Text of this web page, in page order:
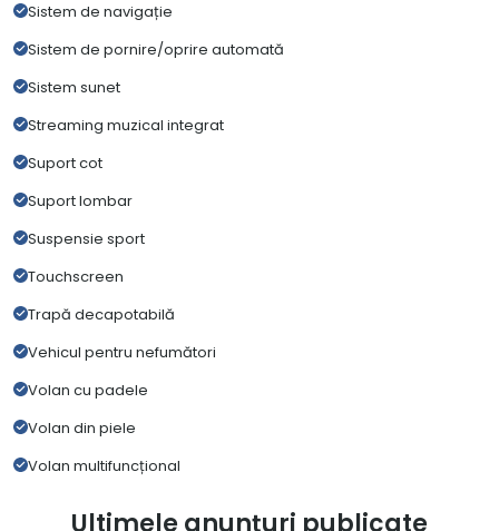
Sistem de navigație
Sistem de pornire/oprire automată
Sistem sunet
Streaming muzical integrat
Suport cot
Suport lombar
Suspensie sport
Touchscreen
Trapă decapotabilă
Vehicul pentru nefumători
Volan cu padele
Volan din piele
Volan multifuncțional
Ultimele anunțuri publicate